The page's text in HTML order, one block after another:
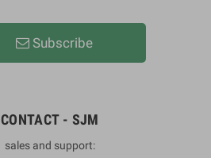
Subscribe
CONTACT - SJM
sales and support: